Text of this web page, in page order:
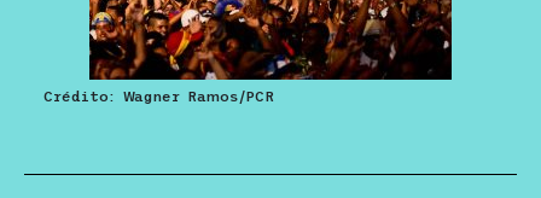
Crédito: Wagner Ramos/PCR